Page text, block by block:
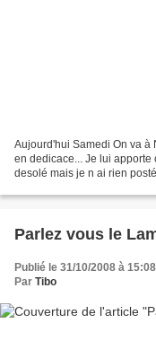
Aujourd'hui Samedi On va à
en dedicace... Je lui
desolé mais je n ai rien
Parlez vous le
Publié le 31/10/2008 à 15:08
Par Tibo